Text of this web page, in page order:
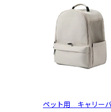
ペット用 キャリー